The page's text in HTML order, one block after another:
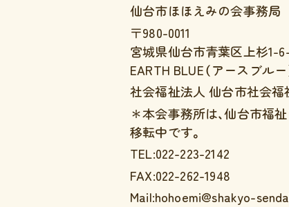
仙台市ほほえみの会事務局
〒980-0011
宮城県仙台市青葉区上杉1-
EARTH BLUE（アースブル
社会福祉法人 仙台市社会
＊本会事務所は、仙台市福
移転中です。
TEL:022-223-2142
FAX:022-262-1948
Mail:hohoemi@shakyo-